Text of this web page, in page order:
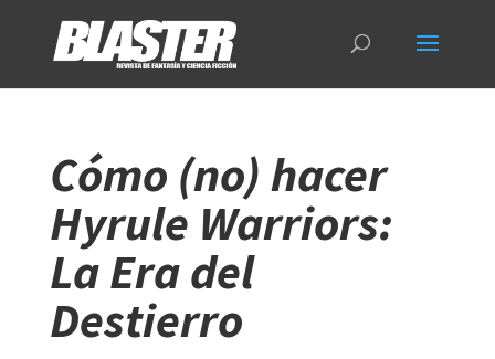
Cómo (no) hacer
Hyrule Warriors:
La Era del
Destierro